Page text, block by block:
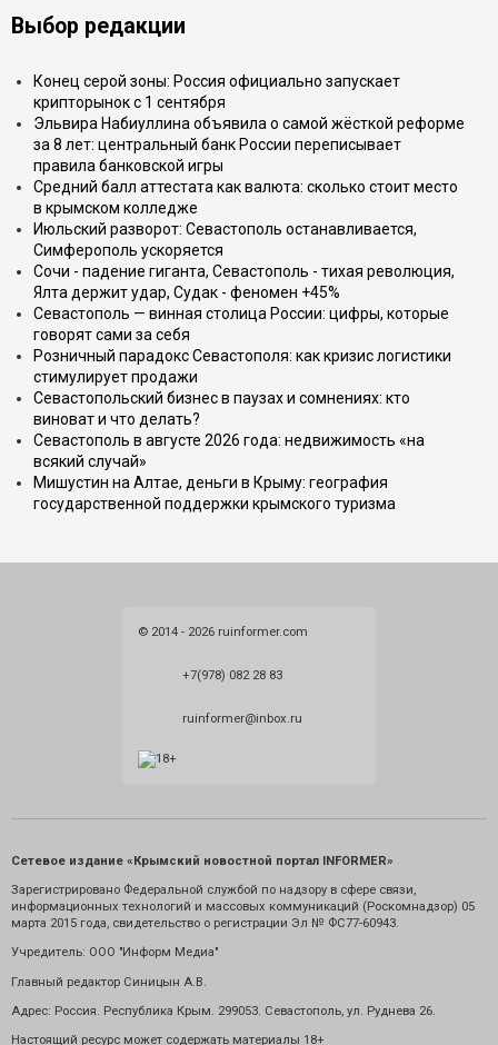
Выбор редакции
Конец серой зоны: Россия официально запускает
крипторынок с 1 сентября
Эльвира Набиуллина объявила о самой жёсткой реформе
за 8 лет: центральный банк России переписывает
правила банковской игры
Средний балл аттестата как валюта: сколько стоит место
в крымском колледже
Июльский разворот: Севастополь останавливается,
Симферополь ускоряется
Сочи - падение гиганта, Севастополь - тихая революция,
Ялта держит удар, Судак - феномен +45%
Севастополь — винная столица России: цифры, которые
говорят сами за себя
Розничный парадокс Севастополя: как кризис логистики
стимулирует продажи
Севастопольский бизнес в паузах и сомнениях: кто
виноват и что делать?
Севастополь в августе 2026 года: недвижимость «на
всякий случай»
Мишустин на Алтае, деньги в Крыму: география
государственной поддержки крымского туризма
© 2014 - 2026 ruinformer.com
+7(978) 082 28 83
ruinformer@inbox.ru
Сетевое издание «Крымский новостной портал INFORMER»
Зарегистрировано Федеральной службой по надзору в сфере связи,
информационных технологий и массовых коммуникаций (Роскомнадзор) 05
марта 2015 года, свидетельство о регистрации Эл № ФС77-60943.
Учредитель: ООО "Информ Медиа"
Главный редактор Синицын А.В.
Адрес: Россия. Республика Крым. 299053. Севастополь, ул. Руднева 26.
Настоящий ресурс может содержать материалы 18+